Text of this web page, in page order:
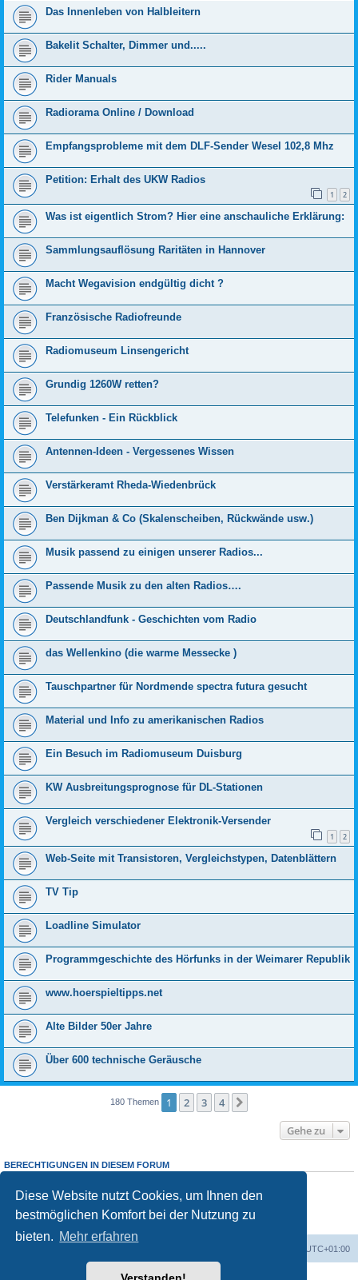
Diese Website nutzt Cookies, um Ihnen den
bestmöglichen Komfort bei der Nutzung zu
bieten. Mehr erfahren
Das Innenleben von Halbleitern
Bakelit Schalter, Dimmer und.....
Rider Manuals
Radiorama Online / Download
Empfangsprobleme mit dem DLF-Sender Wesel 102,8 Mhz
Petition: Erhalt des UKW Radios
1 2
Was ist eigentlich Strom? Hier eine anschauliche Erklärung:
Sammlungsauflösung Raritäten in Hannover
Macht Wegavision endgültig dicht ?
Französische Radiofreunde
Radiomuseum Linsengericht
Grundig 1260W retten?
Telefunken - Ein Rückblick
Antennen-Ideen - Vergessenes Wissen
Verstärkeramt Rheda-Wiedenbrück
Ben Dijkman & Co (Skalenscheiben, Rückwände usw.)
Musik passend zu einigen unserer Radios...
Passende Musik zu den alten Radios….
Deutschlandfunk - Geschichten vom Radio
das Wellenkino (die warme Messecke )
Tauschpartner für Nordmende spectra futura gesucht
Material und Info zu amerikanischen Radios
Ein Besuch im Radiomuseum Duisburg
KW Ausbreitungsprognose für DL-Stationen
Vergleich verschiedener Elektronik-Versender
1 2
Web-Seite mit Transistoren, Vergleichstypen, Datenblättern
TV Tip
Loadline Simulator
Programmgeschichte des Hörfunks in der Weimarer Republik
www.hoerspieltipps.net
Alte Bilder 50er Jahre
Über 600 technische Geräusche
180 Themen 1 2 3 4
Gehe zu
BERECHTIGUNGEN IN DIESEM FORUM
Sie dürfenkeineAntworten zu Themen in diesem Forum erstellen.
Sie dürfen Ihre Beiträge in diesem Forumnicht ändern.
Sie dürfen Ihre Beiträge in diesem Forumnichtlöschen.
keine
UTC+01:00
Powered byphpBB® Forum Software © phpBB Limited